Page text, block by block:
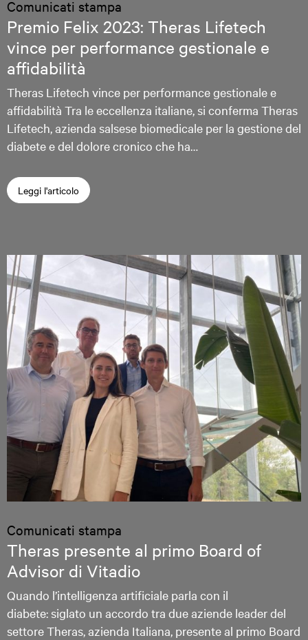
Comunicati stampa
Premio Felix 2023: Theras Lifetech
vince per performance gestionale e
affidabilità
Theras Lifetech vince per performance gestionale e
affidabilità Tra le eccellenza italiane, si conferma Theras
Lifetech, azienda salsese biomedicale per la gestione del
diabete e del dolore cronico che ha…
Leggi l'articolo
Comunicati stampa
Theras presente al primo Board of
Advisor di Vitadio
Quando l’intelligenza artificiale parla con il
diabete: siglato un accordo tra due aziende leader del
settore Theras, azienda Italiana, presente al primo Board